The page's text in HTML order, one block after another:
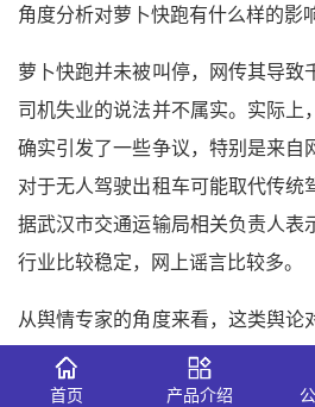
角度分析对萝卜快跑有什么样的影
萝卜快跑并未被叫停，网传其导致
司机失业的说法并不属实。实际上
确实引发了一些争议，特别是来自
对于无人驾驶出租车可能取代传统
据武汉市交通运输局相关负责人表
行业比较稳定，网上谣言比较多。
从舆情专家的角度来看，这类舆论
面的。
首页 产品介绍